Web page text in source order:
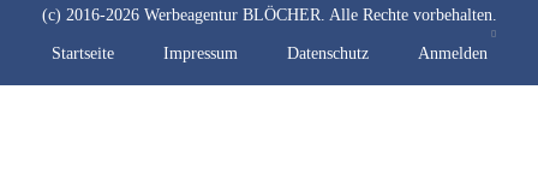
(c) 2016-2026 Werbeagentur BLÖCHER. Alle Rechte vorbehalten.
Startseite Impressum Datenschutz Anmelden